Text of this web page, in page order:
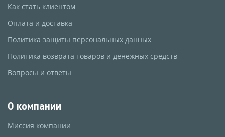
Как стать клиентом
Оплата и доставка
Политика защиты персональных данных
Политика возврата товаров и денежных средств
Вопросы и ответы
О компании
Миссия компании